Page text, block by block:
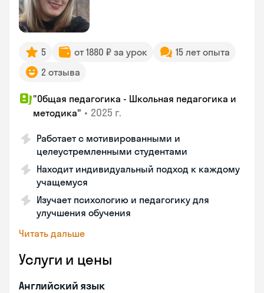
5 от 1880 ₽ за урок
15 лет опыта
2 отзыва
"Общая педагогика - Школьная педагогика и
методика" • 2025 г.
Работает с мотивированными и
целеустремленными студентами
Находит индивидуальный подход к каждому
учащемуся
Изучает психологию и педагогику для
улучшения обучения
Читать дальше
Услуги и цены
Английский язык